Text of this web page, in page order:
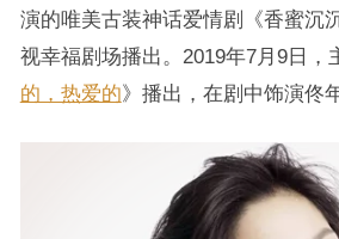
演的唯美古装神话爱情剧《香蜜沉
视幸福剧场播出。2019年7月9日，
的，热爱的》播出，在剧中饰演佟年